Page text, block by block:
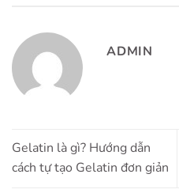
ADMIN
Gelatin là gì? Hướng dẫn
cách tự tạo Gelatin đơn giản